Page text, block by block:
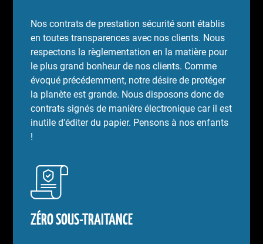
Nos contrats de prestation sécurité sont établis
en toutes transparences avec nos clients. Nous
respectons la règlementation en la matière pour
le plus grand bonheur de nos clients. Comme
évoqué précédemment, notre désire de protéger
la planète est grande. Nous disposons donc de
contrats signés de manière électronique car il est
inutile d'éditer du papier. Pensons à nos enfants
!
ZÉRO SOUS-TRAITANCE